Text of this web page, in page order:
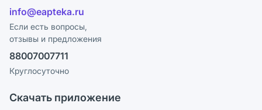
Блог
Лицензия
Реклама на сайте
Ваши товары на ЕАПТЕКЕ
Программа СберСпасибо
Политика конфиденциальности
Пользовательское соглашение
Политика рекомендаций
Этика и соответствие
info@eapteka.ru
Если есть вопросы,
отзывы и предложения
88007007711
Круглосуточно
Скачать приложение